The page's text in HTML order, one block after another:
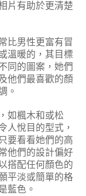
片有助於更清楚
比男性更富有冒
溫暖的，其目標
同的圖案，她們
他們最喜歡的顏
。
如楓木和或松
人悅目的型式，
要看看她們的高
他們的設計偏好
搭配任何顏色的
平淡或簡單的格
藍色。